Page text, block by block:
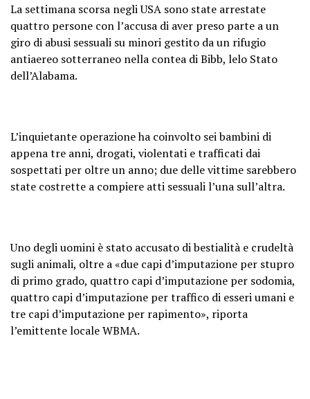
La settimana scorsa negli USA sono state arrestate
quattro persone con l’accusa di aver preso parte a un
giro di abusi sessuali su minori gestito da un rifugio
antiaereo sotterraneo nella contea di Bibb, lelo Stato
dell’Alabama.
L’inquietante operazione ha coinvolto sei bambini di
appena tre anni, drogati, violentati e trafficati dai
sospettati per oltre un anno; due delle vittime sarebbero
state costrette a compiere atti sessuali l’una sull’altra.
Uno degli uomini è stato accusato di bestialità e crudeltà
sugli animali, oltre a «due capi d’imputazione per stupro
di primo grado, quattro capi d’imputazione per sodomia,
quattro capi d’imputazione per traffico di esseri umani e
tre capi d’imputazione per rapimento», riporta
l’emittente locale WBMA.